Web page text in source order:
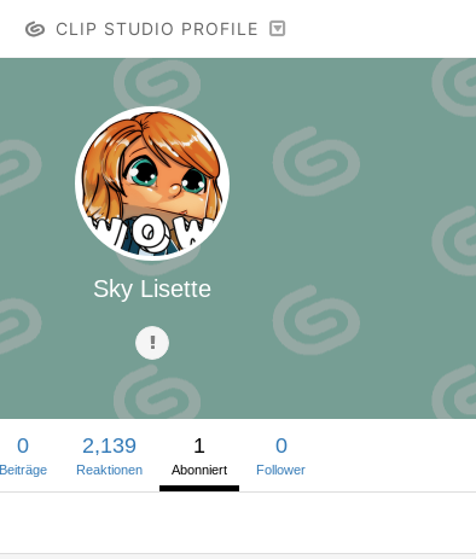
CLIP STUDIO PROFILE
Sky Lisette
0
Beiträge
2,139
Reaktionen
1
Abonniert
0
Follower